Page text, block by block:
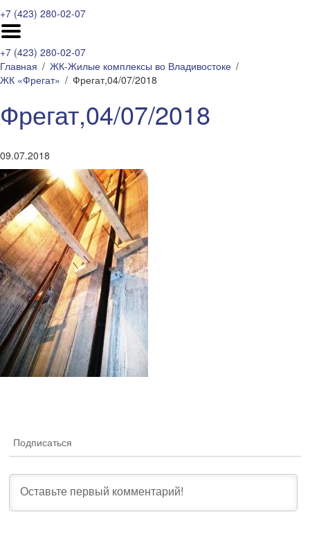
+7 (423) 280-02-07
+7 (423) 280-02-07
Главная
ЖК-Жилые комплексы во Владивостоке
ЖК «Фрегат»
Фрегат,04/07/2018
Фрегат,04/07/2018
09.07.2018
Подписаться